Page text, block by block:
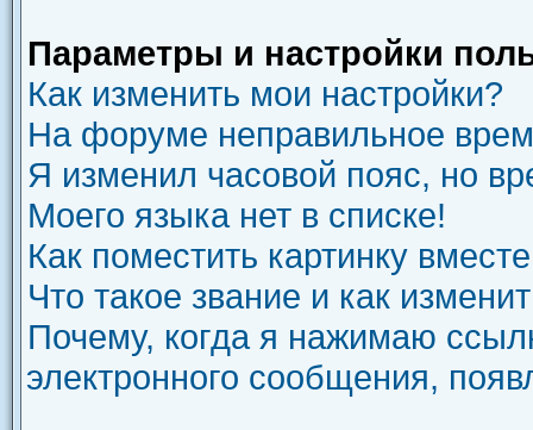
Параметры и настройки
Как изменить мои настройки?
На форуме неправильное
Я изменил часовой пояс, но
Моего языка нет в списке!
Как поместить картинку
Что такое звание и как
Почему, когда я нажимаю
электронного сообщения,